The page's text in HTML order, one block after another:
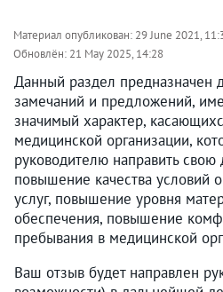
Материал опубликован: 29 June 2021,
Обновлён: 21 May 2025, 14:28
Данный раздел предназначен
замечаний и предложений,
значимый характер,
медицинской организации,
руководителю направить свою
повышение качества условий
услуг, повышение уровня
обеспечения, повышение
пребывания в медицинской
Ваш отзыв будет направлен